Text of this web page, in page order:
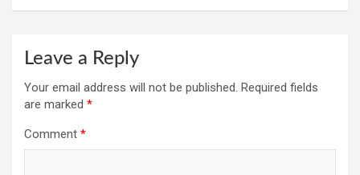
Leave a Reply
Your email address will not be published. Required fields
are marked *
Comment *